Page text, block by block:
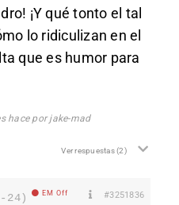
¡Y qué tonto el tal
lo ridiculizan en el
que es humor para
hace por jake-mad
Ver respuestas(2)
24) EM Off #3251836